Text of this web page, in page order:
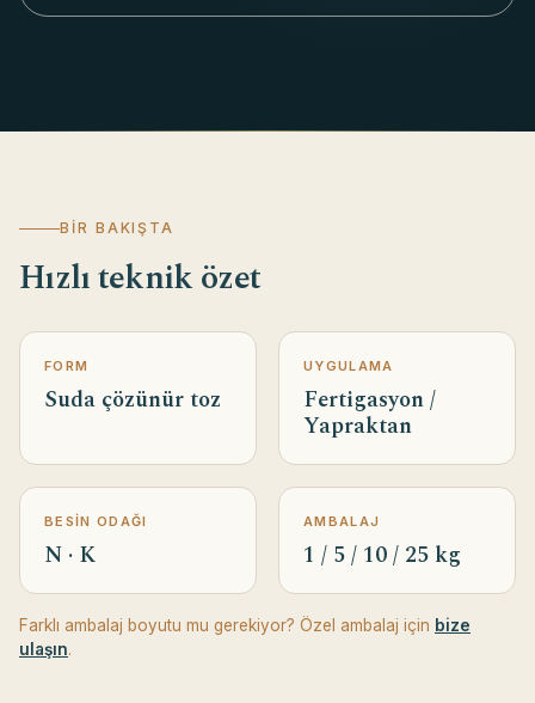
BIR BAKIŞTA
Hızlı teknik özet
FORM
Suda çözünür toz
UYGULAMA
Fertigasyon /
Yapraktan
BESIN ODAĞI
N · K
AMBALAJ
1 / 5 / 10 / 25 kg
Farklı ambalaj boyutu mu gerekiyor? Özel ambalaj için bize
ulaşın.